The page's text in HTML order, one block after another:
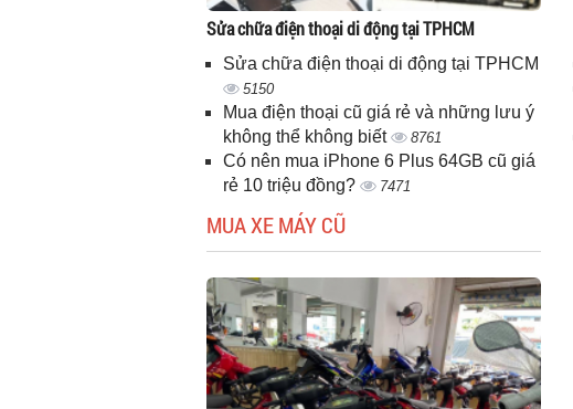
Sửa chữa điện thoại di động tại TPHCM
Sửa chữa điện thoại di động tại TPHCM
5150
Mua điện thoại cũ giá rẻ và những lưu ý
không thể không biết
8761
Có nên mua iPhone 6 Plus 64GB cũ giá
rẻ 10 triệu đồng?
7471
MUA XE MÁY CŨ